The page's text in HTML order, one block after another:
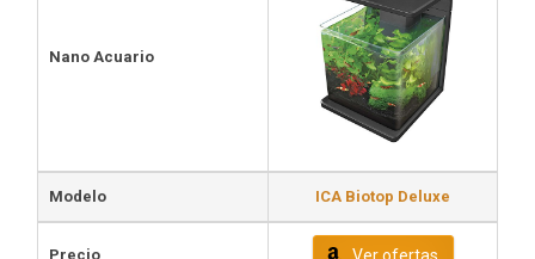
Nano Acuario
Modelo ICA Biotop Deluxe
Precio Ver ofertas